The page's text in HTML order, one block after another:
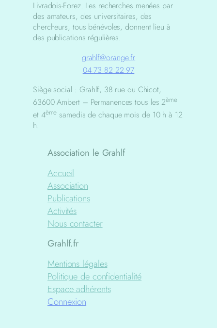
Livradois-Forez. Les recherches menées par
des amateurs, des universitaires, des
chercheurs, tous bénévoles, donnent lieu à
des publications régulières.
grahlf@orange.fr
04 73 82 22 97
Siège social : Grahlf, 38 rue du Chicot,
63600 Ambert – Permanences tous les 2ème
et 4ème samedis de chaque mois de 10 h à 12
h.
Association le Grahlf
Accueil
Association
Publications
Activités
Nous contacter
Grahlf.fr
Mentions légales
Politique de confidentialité
Espace adhérents
Connexion